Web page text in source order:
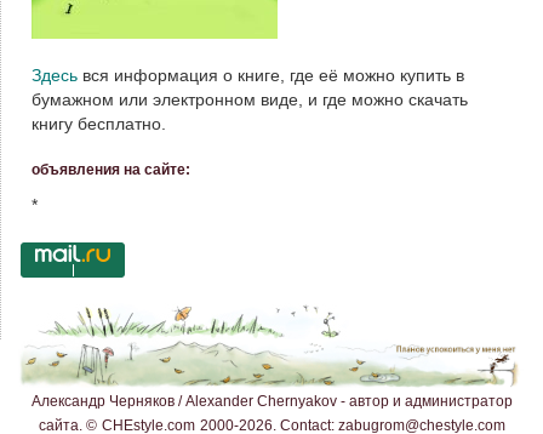
Здесь вся информация о книге, где её можно купить в
бумажном или электронном виде, и где можно скачать
книгу бесплатно.
объявления на сайте:
*
Александр Черняков / Alexander Chernyakov - автор и администратор
сайта. © CHEstyle.com 2000-2026. Contact: zabugrom@chestyle.com